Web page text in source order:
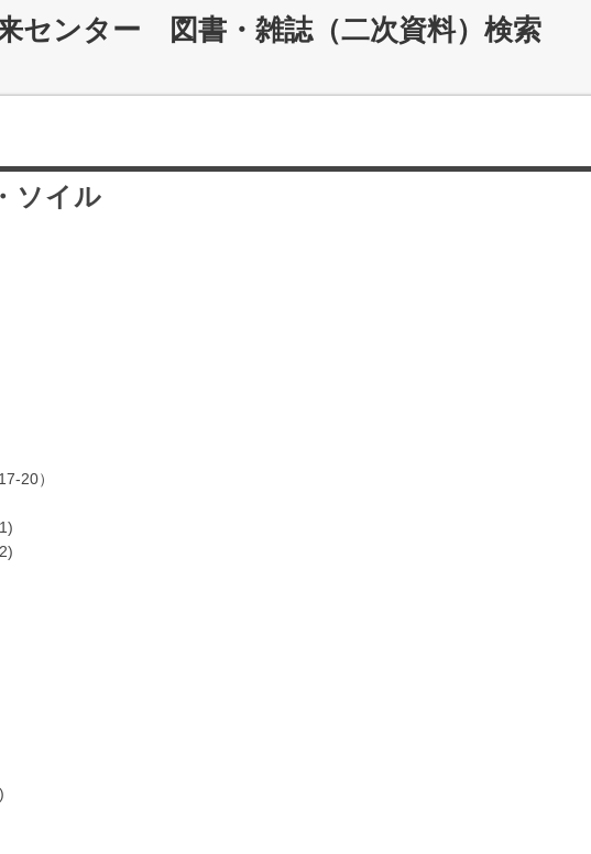
センター 図書・雑誌（二次資料）検索
ソイル
20）